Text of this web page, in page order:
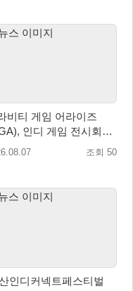
비티 게임 어라이즈
인디 게임 전시회
게임 던전 13’ 참가!
조회 50
산인디커넥트페스티벌